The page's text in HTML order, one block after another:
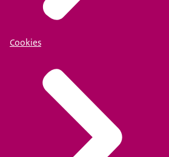
Cookies